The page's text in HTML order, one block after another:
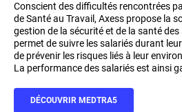
Conscient des difficultés rencontrées
de Santé au Travail, Axess propose la
gestion de la sécurité et de la santé
permet de suivre les salariés durant
de prévenir les risques liés à leur
La performance des salariés est ainsi
DÉCOUVRIR MEDTRA5